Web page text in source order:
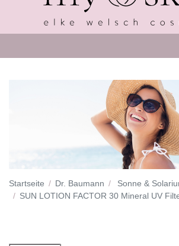
Startseite Dr. Baumann
Sonne &
SUN LOTION FACTOR 30 Mineral UV